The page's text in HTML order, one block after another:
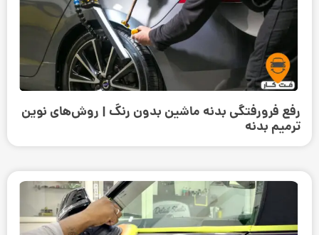
رفع فرورفتگی بدنه ماشین بدون رنگ | روش‌های نوین
ترمیم بدنه